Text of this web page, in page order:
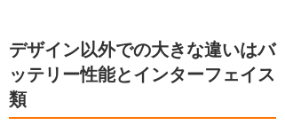
デザイン以外での大きな違いはバ
ッテリー性能とインターフェイス
類